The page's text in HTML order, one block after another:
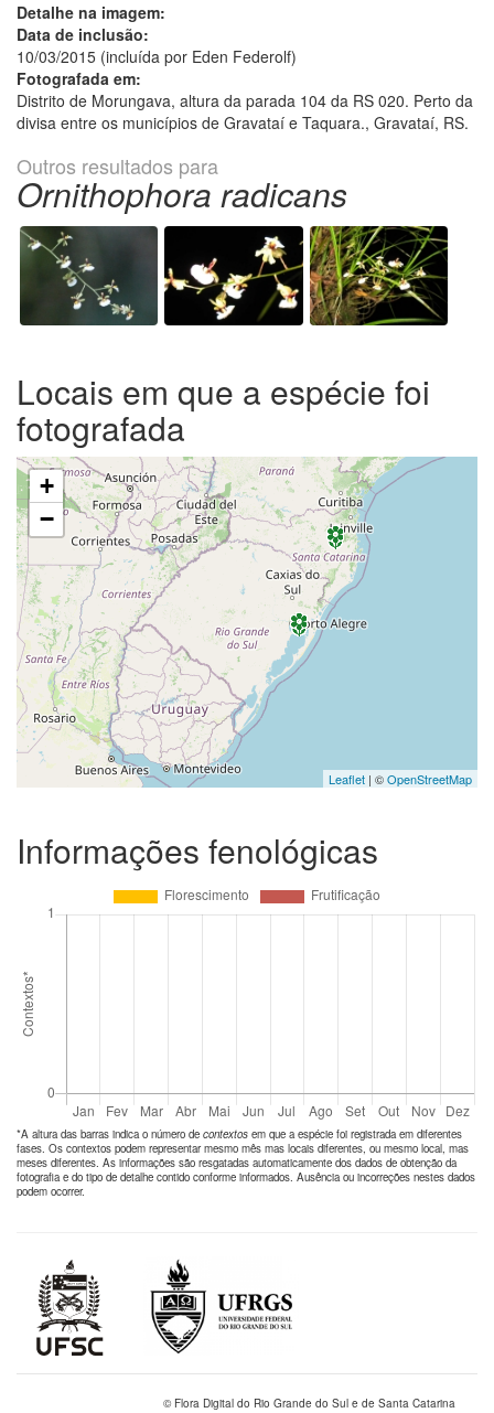
Detalhe na imagem:
Data de inclusão:
10/03/2015 (incluída por Eden Federolf)
Fotografada em:
Distrito de Morungava, altura da parada 104 da RS 020. Perto da
divisa entre os municípios de Gravataí e Taquara., Gravataí, RS.
Outros resultados para
Ornithophora radicans
Locais em que a espécie foi
fotografada
+
−
Leaflet | ©OpenStreetMap
Informações fenológicas
*A altura das barras indica o número de contextos em que a espécie foi registrada em diferentes
fases. Os contextos podem representar mesmo mês mas locais diferentes, ou mesmo local, mas
meses diferentes. As informações são resgatadas automaticamente dos dados de obtenção da
fotografia e do tipo de detalhe contido conforme informados. Ausência ou incorreções nestes dados
podem ocorrer.
© Flora Digital do Rio Grande do Sul e de Santa Catarina